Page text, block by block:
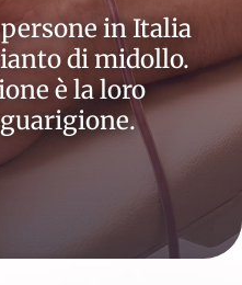
in Italia
di midollo.
è la loro